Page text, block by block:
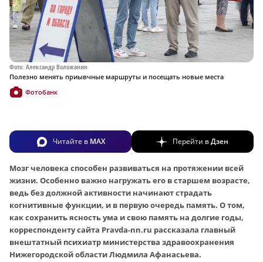
Фото: Александр Воложанин
Полезно менять приывчные маршруты и посещать новые места
Фотобанк
Читайте в MAX Перейти вДзен
Мозг человека способен развиваться на протяжении всей
жизни. Особенно важно нагружать его в старшем возрасте,
ведь без должной активности начинают страдать
когнитивные функции, и в первую очередь память. О том,
как сохранить ясность ума и свою память на долгие годы,
корреспонденту сайта Pravda-nn.ru рассказала главный
внештатный психиатр министерства здравоохранения
Нижегородской области Людмила Афанасьева.